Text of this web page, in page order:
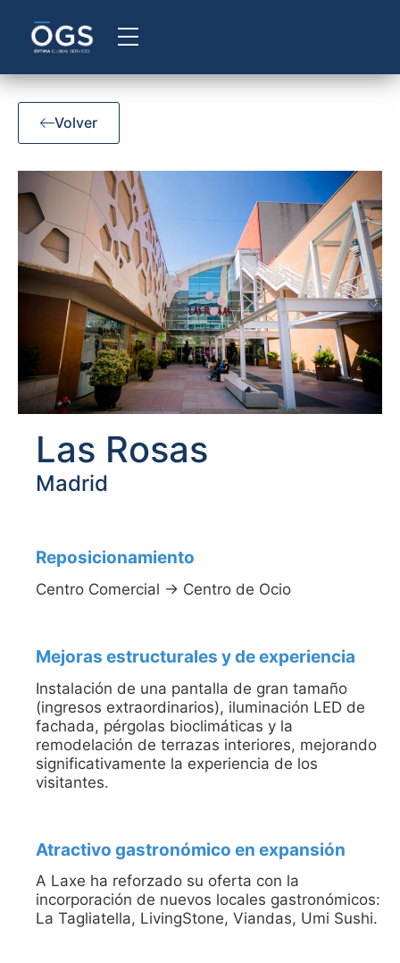
Volver
Las Rosas
Madrid
Reposicionamiento
Centro Comercial -> Centro de Ocio
Mejoras estructurales y de experiencia
Instalación de una pantalla de gran tamaño
(ingresos extraordinarios), iluminación LED de
fachada, pérgolas bioclimáticas y la
remodelación de terrazas interiores, mejorando
significativamente la experiencia de los
visitantes.
Atractivo gastronómico en expansión
A Laxe ha reforzado su oferta con la
incorporación de nuevos locales gastronómicos:
La Tagliatella, LivingStone, Viandas, Umi Sushi.